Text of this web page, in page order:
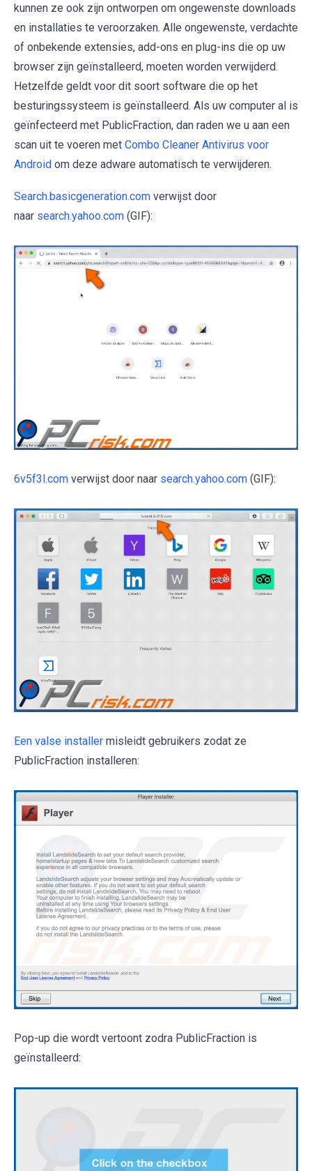
kunnen ze ook zijn ontworpen om ongewenste downloads
en installaties te veroorzaken. Alle ongewenste, verdachte
of onbekende extensies, add-ons en plug-ins die op uw
browser zijn geïnstalleerd, moeten worden verwijderd.
Hetzelfde geldt voor dit soort software die op het
besturingssysteem is geïnstalleerd. Als uw computer al is
geïnfecteerd met PublicFraction, dan raden we u aan een
scan uit te voeren met Combo Cleaner Antivirus voor
Android om deze adware automatisch te verwijderen.
Search.basicgeneration.com verwijst door
naar search.yahoo.com (GIF):
6v5f3l.com verwijst door naar search.yahoo.com (GIF):
Een valse installer misleidt gebruikers zodat ze
PublicFraction installeren:
Pop-up die wordt vertoont zodra PublicFraction is
geïnstalleerd: